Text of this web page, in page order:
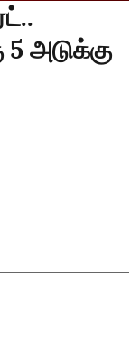
அடுக்கு